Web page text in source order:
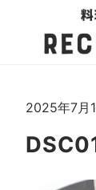
2025年7月